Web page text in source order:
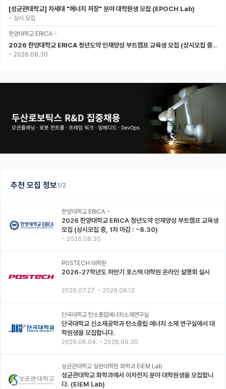
추천 모집 정보1/2
한양대학교 ERICA -
2026 한양대학교 ERICA 청년도약 인재양성 부트캠프 교육생
모집 (상시모집 중, 1차 마감 : ~8.30)
~ 2026.08.30
POSTECH 대학원
2026-27학년도 하반기 포스텍 대학원 온라인 설명회 실시
2026.07.27. ~ 2026.08.13
단국대학교 탄소중립에너지소재연구실
단국대학교 신소재공학과 탄소중립 에너지 소재 연구실에서 대
학원생을 모집합니다.
2026.06.04. ~ 2026.09.30
성균관대학교 일반대학원 화학과 EIEM Lab
성균관대학교 화학과에서 이차전지 분야 대학원생을 모집합니
다. (EIEM Lab)
[성균관대학교] 차세대 "에너지 저장" 분야 대학원생 모집 (EPOCH Lab)
~ 상시 모집
한양대학교 ERICA -
2026 한양대학교 ERICA 청년도약 인재양성 부트캠프 교육생 모집 (상시모집 중, 1차 마감 : ~8.30)
~ 2026.08.30